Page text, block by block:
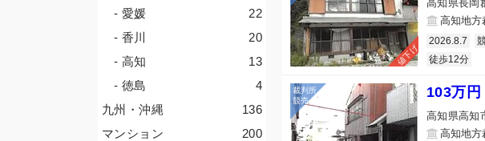
値下げ
高知県長岡
高知地方
2026.8.7
徒歩12分
103万円
高知県高知
高知地方
22
- 愛媛
20
- 香川
13
- 高知
4
- 徳島
136
九州・沖縄
200
マンション